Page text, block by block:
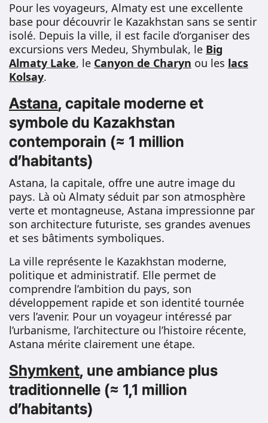
Pour les voyageurs, Almaty est une excellente
base pour découvrir le Kazakhstan sans se sentir
isolé. Depuis la ville, il est facile d’organiser des
excursions vers Medeu, Shymbulak, le Big
Almaty Lake, le Canyon de Charyn ou les lacs
Kolsay.
Astana, capitale moderne et
symbole du Kazakhstan
contemporain (≈ 1 million
d’habitants)
Astana, la capitale, offre une autre image du
pays. Là où Almaty séduit par son atmosphère
verte et montagneuse, Astana impressionne par
son architecture futuriste, ses grandes avenues
et ses bâtiments symboliques.
La ville représente le Kazakhstan moderne,
politique et administratif. Elle permet de
comprendre l’ambition du pays, son
développement rapide et son identité tournée
vers l’avenir. Pour un voyageur intéressé par
l’urbanisme, l’architecture ou l’histoire récente,
Astana mérite clairement une étape.
Shymkent, une ambiance plus
traditionnelle (≈ 1,1 million
d’habitants)